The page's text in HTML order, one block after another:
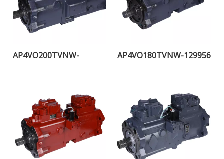
AP4VO200TVNW-
AP4VO180TVNW-129956